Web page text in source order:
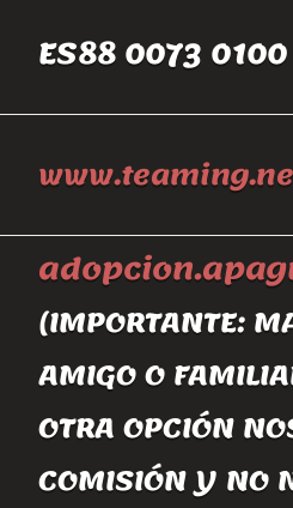
ES88 0073
(IMPORTANTE:
AMIGO O
OTRA OPCIÓN
COMISIÓN Y NO